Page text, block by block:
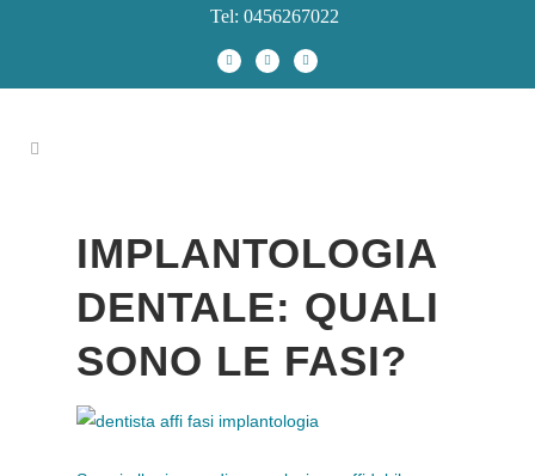
Tel: 0456267022
IMPLANTOLOGIA
DENTALE: QUALI
SONO LE FASI?